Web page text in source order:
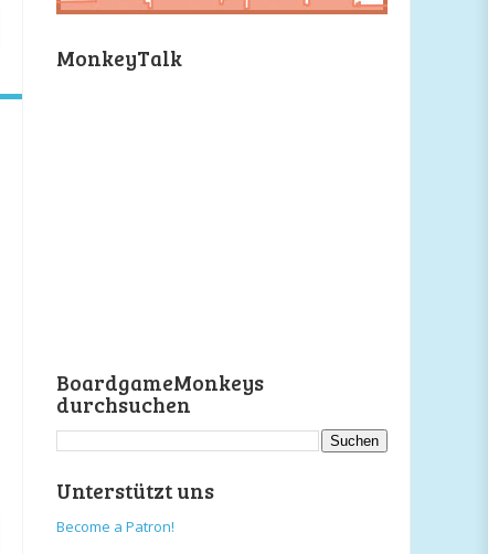
MonkeyTalk
BoardgameMonkeys
durchsuchen
Unterstützt uns
Become a Patron!